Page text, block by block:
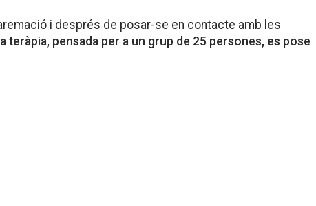
i després de posar-se en contacte amb les
la teràpia, pensada per a un grup de 25 persones, es pose